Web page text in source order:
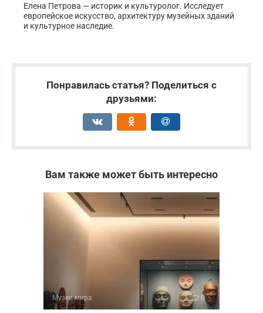
Елена Петрова — историк и культуролог. Исследует
европейское искусство, архитектуру музейных зданий
и культурное наследие.
Понравилась статья? Поделиться с
друзьями:
Вам также может быть интересно
Музеи мира 0